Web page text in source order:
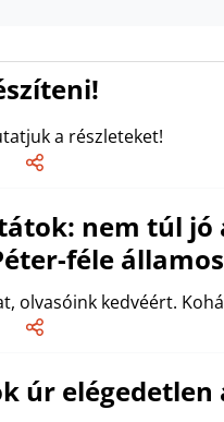
a részleteket!
nem túl jó
féle
olvasóink kedvéért.
úr elégedetlen